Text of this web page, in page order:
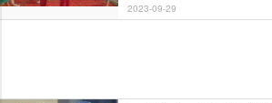
2023-09-29